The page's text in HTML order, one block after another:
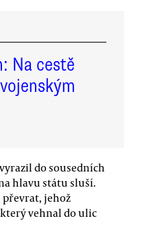
Na cestě
do sousedních
hlavu státu sluší.
jehož
vehnal do ulic